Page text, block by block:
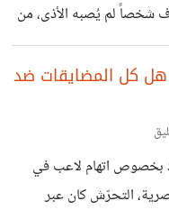
شخصاً لم يُصبه الأذى، من
من الوظيفة. ومن جهة
الاشخاص، لم تعد اخباراً
والمسارات الشخصية
العالمية، وحتى
ومع ذلك، كان العام
في وظائفهم وارزاقهم،
كل المضايقات ضد
بخصوص اتهام لاعب في
التحرّش كان عبر